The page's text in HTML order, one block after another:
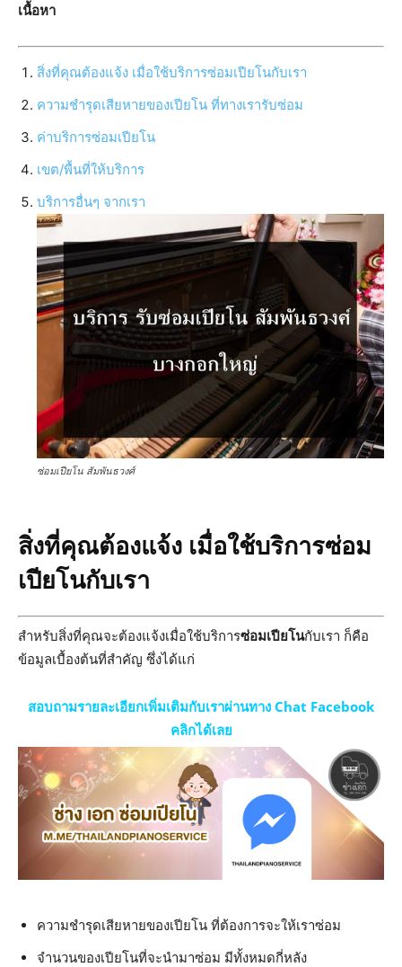
เนื้อหา
สิ่งที่คุณต้องแจ้ง เมื่อใช้บริการซ่อมเปียโนกับเรา
ความชำรุดเสียหายของเปียโน ที่ทางเรารับซ่อม
ค่าบริการซ่อมเปียโน
เขต/พื้นที่ให้บริการ
บริการอื่นๆ จากเรา
ซ่อมเปียโน สัมพันธวงศ์
สิ่งที่คุณต้องแจ้ง เมื่อใช้บริการซ่อม
เปียโนกับเรา
สำหรับสิ่งที่คุณจะต้องแจ้งเมื่อใช้บริการซ่อมเปียโนกับเรา ก็คือ
ข้อมูลเบื้องต้นที่สำคัญ ซึ่งได้แก่
สอบถามรายละเอียกเพิ่มเติมกับเราผ่านทาง Chat Facebook
คลิกได้เลย
ความชำรุดเสียหายของเปียโน ที่ต้องการจะให้เราซ่อม
จำนวนของเปียโนที่จะนำมาซ่อม มีทั้งหมดกี่หลัง